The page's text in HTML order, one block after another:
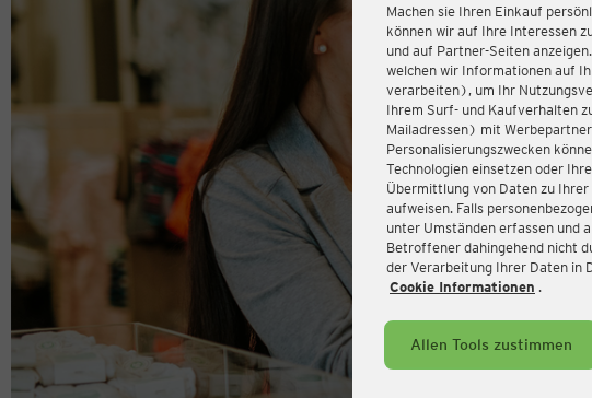
Machen sie Ihren Einkauf
können wir auf Ihre Interessen
und auf Partner-Seiten
welchen wir Informationen auf
verarbeiten), um Ihr
Ihrem Surf- und Kaufverhalten
Mailadressen) mit
Personalisierungszwecken
Technologien einsetzen oder
Übermittlung von Daten zu
aufweisen. Falls
unter Umständen erfassen und
Betroffener dahingehend nicht
der Verarbeitung Ihrer Daten in
Cookie Informationen .
Allen Tools zustimmen